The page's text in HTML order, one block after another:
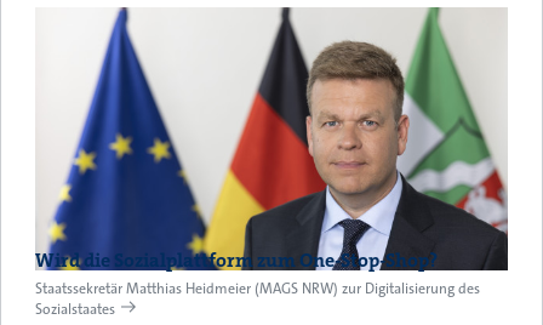
Wird die Sozialplattform zum One-Stop-Shop?
Staatssekretär Matthias Heidmeier (MAGS NRW) zur Digitalisierung des
Sozialstaates